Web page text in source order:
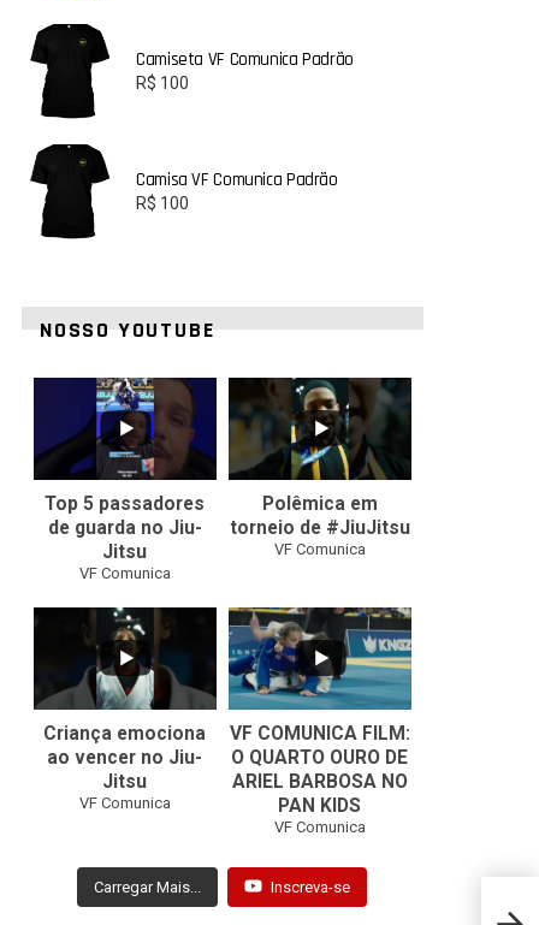
O
Camiseta VF Comunica Padrão
R$ 100
Camisa VF Comunica Padrão
R$ 100
NOSSO YOUTUBE
0
Top 5 passadores
de guarda no Jiu-
Jitsu
VF Comunica
46 1
Polêmica em
torneio de #JiuJitsu
VF Comunica
0
Criança emociona
ao vencer no Jiu-
Jitsu
VF Comunica
...
0
VF COMUNICA FILM:
O QUARTO OURO DE
ARIEL BARBOSA NO
PAN KIDS
VF Comunica
Carregar Mais... Inscreva-se